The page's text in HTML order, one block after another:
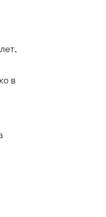
в